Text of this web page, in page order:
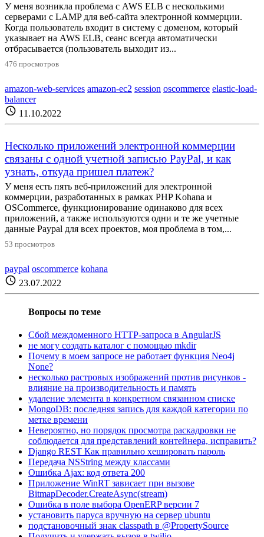
У меня возникла проблема с AWS ELB с несколькими
серверами с LAMP для веб-сайта электронной коммерции.
Когда пользователь входит в систему с доменом, который
указывает на AWS ELB, сеанс всегда автоматически
отбрасывается (пользователь выходит из...
476 просмотров
amazon-web-services amazon-ec2 session oscommerce elastic-load-
balancer
schedule 11.10.2022
Несколько приложений электронной коммерции
связаны с одной учетной записью PayPal, и как
узнать, откуда пришел платеж?
У меня есть пять веб-приложений для электронной
коммерции, разработанных в рамках PHP Kohana и
OSCommerce, функционирование одинаково для всех
приложений, а также используются одни и те же учетные
данные Paypal для всех проектов, моя проблема в том,...
53 просмотров
paypal oscommerce kohana
schedule 23.07.2022
Вопросы по теме
Сбой междоменного HTTP-запроса в AngularJS
не могу создать каталог с помощью mkdir
Почему в моем запросе не работает функция Neo4j
None?
несколько растровых изображений против рисунков -
влияние на производительность и память
удаление элемента в конкретном связанном списке
MongoDB: последняя запись для каждой категории по
метке времени
Невероятно, но порядок просмотра раскадровки не
соблюдается для представлений контейнера, исправить?
Django REST Как правильно хешировать пароль
Передача NSString между классами
Ошибка Ajax: код ответа 200
Приложение WinRT зависает при вызове
BitmapDecoder.CreateAsync(stream)
Ошибка в поле выбора OpenERP версии 7
установить паруса вручную на сервер ubuntu
подстановочный знак classpath в @PropertySource